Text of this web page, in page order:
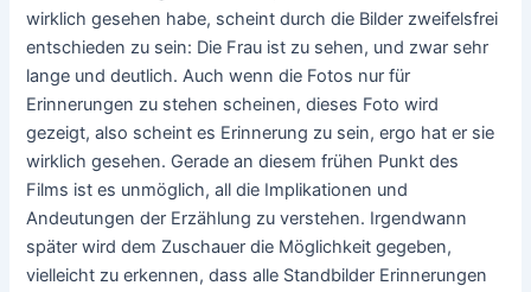
wirklich gesehen habe, scheint durch die Bilder zweifelsfrei
entschieden zu sein: Die Frau ist zu sehen, und zwar sehr
lange und deutlich. Auch wenn die Fotos nur für
Erinnerungen zu stehen scheinen, dieses Foto wird
gezeigt, also scheint es Erinnerung zu sein, ergo hat er sie
wirklich gesehen. Gerade an diesem frühen Punkt des
Films ist es unmöglich, all die Implikationen und
Andeutungen der Erzählung zu verstehen. Irgendwann
später wird dem Zuschauer die Möglichkeit gegeben,
vielleicht zu erkennen, dass alle Standbilder Erinnerungen